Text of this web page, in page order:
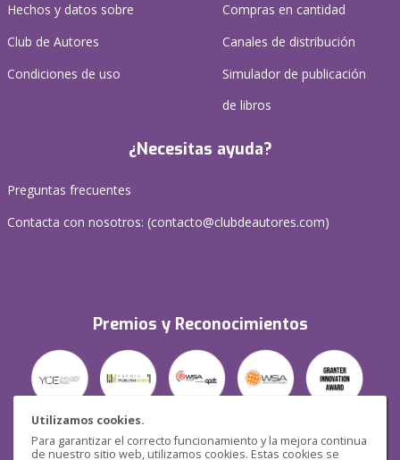
Utilizamos cookies.
Para garantizar el correcto funcionamiento y la mejora continua
de nuestro sitio web, utilizamos cookies. Estas cookies se
Hechos y datos sobre
Club de Autores
Condiciones de uso
Compras en cantidad
Canales de distribución
Simulador de publicación
de libros
¿Necesitas ayuda?
Preguntas frecuentes
Contacta con nosotros: (contacto@clubdeautores.com)
Premios y Reconocimientos
Seguridad